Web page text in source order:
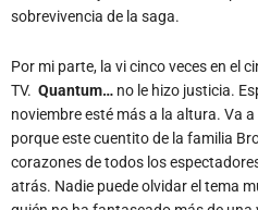
sobrevivencia de la saga.
Por mi parte, la vi cinco veces en el
TV. Quantum… no le hizo justicia.
noviembre esté más a la altura. Va
porque este cuentito de la familia
corazones de todos los
atrás. Nadie puede olvidar el tema